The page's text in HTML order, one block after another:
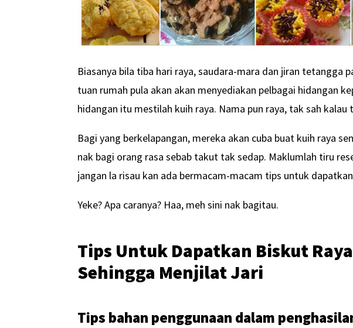
Biasanya bila tiba hari raya, saudara-mara dan jiran tetangga
tuan rumah pula akan akan menyediakan pelbagai hidangan
hidangan itu mestilah kuih raya. Nama pun raya, tak sah kalau
Bagi yang berkelapangan, mereka akan cuba buat kuih raya
nak bagi orang rasa sebab takut tak sedap. Maklumlah tiru
jangan la risau kan ada bermacam-macam tips untuk
Yeke? Apa caranya? Haa, meh sini nak bagitau.
Tips Untuk Dapatkan Biskut
Sehingga Menjilat Jari
Tips bahan penggunaan dalam